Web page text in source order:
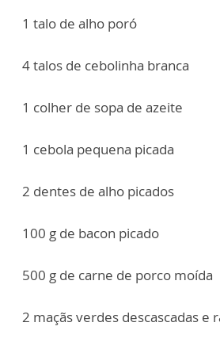
1 talo de alho poró
4 talos de cebolinha branca
1 colher de sopa de azeite
1 cebola pequena picada
2 dentes de alho picados
100 g de bacon picado
500 g de carne de porco moída
2 maçãs verdes descascadas e